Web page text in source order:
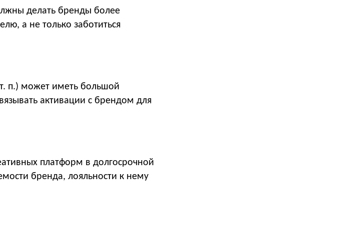
делать бренды более
а не только заботиться
п.) может иметь большой
активации с брендом для
платформ в долгосрочной
бренда, лояльности к нему